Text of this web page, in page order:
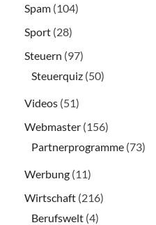
Spam (104)
Sport (28)
Steuern (97)
Steuerquiz (50)
Videos (51)
Webmaster (156)
Partnerprogramme (73)
Werbung (11)
Wirtschaft (216)
Berufswelt (4)